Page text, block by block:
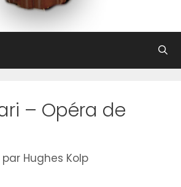
– Opéra de
par Hughes Kolp